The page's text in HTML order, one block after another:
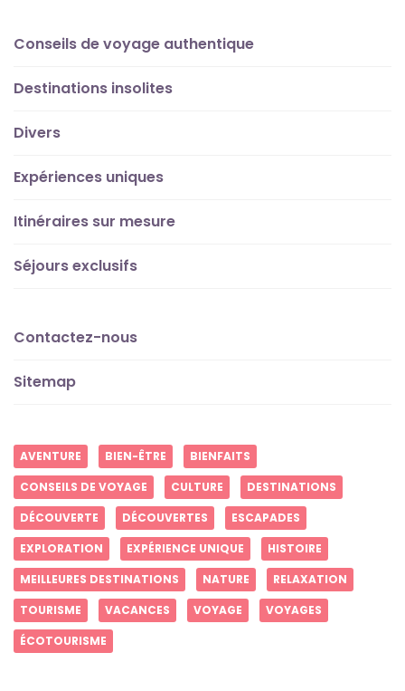
Conseils de voyage authentique
Destinations insolites
Divers
Expériences uniques
Itinéraires sur mesure
Séjours exclusifs
Contactez-nous
Sitemap
AVENTURE BIEN-ÊTRE
BIENFAITS
CONSEILS DE VOYAGE
CULTURE
DESTINATIONS
DÉCOUVERTE
DÉCOUVERTES
ESCAPADES
EXPLORATION
EXPÉRIENCE UNIQUE
HISTOIRE
MEILLEURES DESTINATIONS
NATURE
RELAXATION
TOURISME
VACANCES VOYAGE
VOYAGES
ÉCOTOURISME